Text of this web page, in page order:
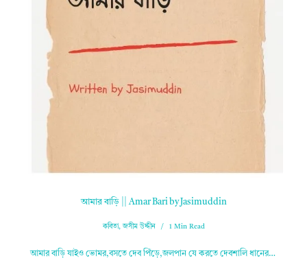
আমার বাড়ি || Amar Bari by Jasimuddin
কবিতা,জসীম উদ্দীন 1 Min Read
আমার বাড়ি যাইও ভোমর,বসতে দেব পিঁড়ে,জলপান যে করতে দেবশালি ধানের…